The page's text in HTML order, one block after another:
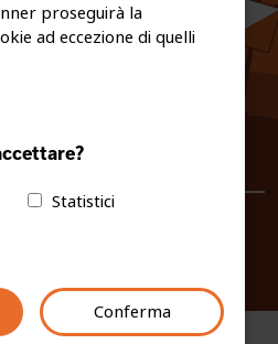
fiso@pec-mail.eu
proseguirà la
ad eccezione di quelli
Statistici
Conferma